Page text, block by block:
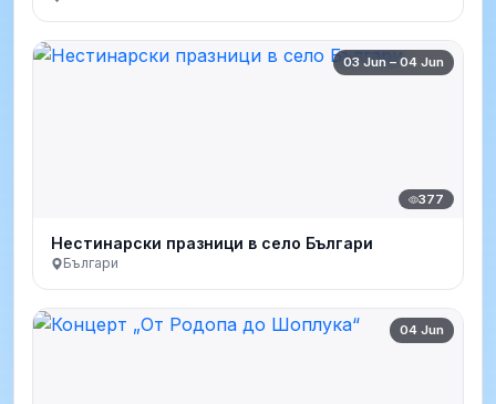
03 Jun – 04 Jun
377
Нестинарски празници в село Българи
Българи
04 Jun